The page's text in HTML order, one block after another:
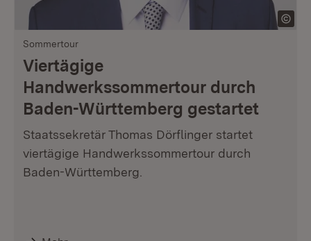
Sommertour
Viertägige
Handwerkssommertour durch
Baden-Württemberg gestartet
Staatssekretär Thomas Dörflinger startet
viertägige Handwerkssommertour durch
Baden-Württemberg.